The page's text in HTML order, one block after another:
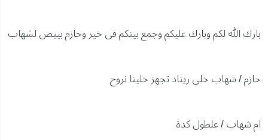
بارك الله لكم وبارك عليكم وجمع بينكم فى خير وحازم بيبص لشهاب
حازم / شهاب خلى ريناد تجهز خلينا نروح
ام شهاب / علطول كدة